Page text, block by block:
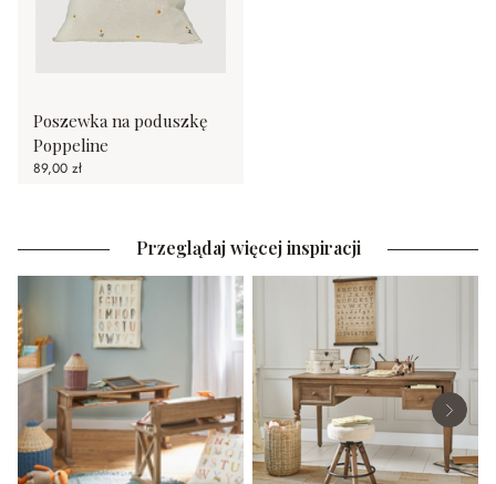
Poszewka na poduszkę
Poppeline
89,00 zł
Przeglądaj więcej inspiracji